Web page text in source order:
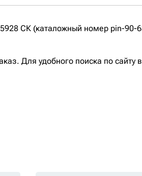
СК (каталожный номер pin-90-
Для удобного поиска по сайту